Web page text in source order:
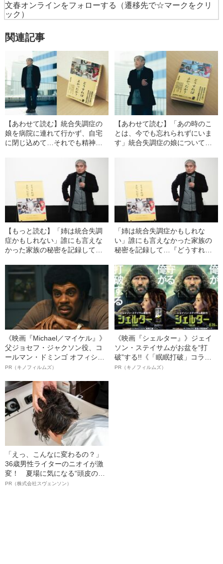
文春オンラインをフォローする
（遷移先で☆マークをクリ
ック）
関連記事
【あわせて読む】統合失調症の
娘を病院に連れて行かず、自宅
に閉じ込めて…それでも精神科
【あわせて読む】「あの時のこ
とは、今でも忘れられずにいま
す」統合失調症の娘について、
【もっと読む】「姉は統合失調
症かもしれない」誰にも言えな
かった家族の秘密を記録して…
督（59）が今明かす、“映画では
描けなかったこと”
「姉は統合失調症かもしれな
い」誰にも言えなかった家族の
秘密を記録して…『どうすれば
明かす、“映画では描けなかった
こと”
《映画『Michael／マイケル』》
父ジョセフ・ジャクソン役、コ
ールマン・ドミンゴ オフィシャ
ルインタビュー“観客を魅了した
語る”《日本興収70億円突破》
PR（キノフィルムズ）
《映画『シェルター』》ジェイ
ソン・ステイサムがお盆を“打
破”する!!《「眠眠打破」コラ
ボ》
PR（キノフィルムズ）
「えっ、こんなに変わるの？」
36歳男性ライターのニオイが激
変！ 夏場に気になる“頭皮のニ
オイ”や“ベタつき”を解消す
PR（株式会社スヴェンソン）